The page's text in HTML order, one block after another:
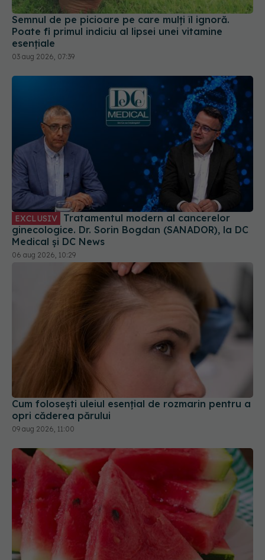
Semnul de pe picioare pe care mulți îl ignoră.
Poate fi primul indiciu al lipsei unei vitamine
esențiale
03 aug 2026, 07:39
EXCLUSIV
ginecologice. Dr. Sorin Bogdan (SANADOR), la DC
Medical și DC News
06 aug 2026, 10:29
Cum folosești uleiul esențial de rozmarin pentru a
opri căderea părului
09 aug 2026, 11:00